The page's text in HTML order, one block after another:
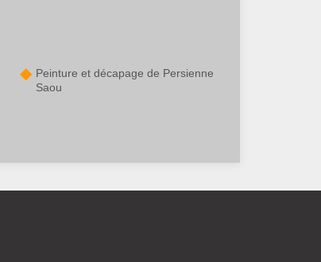
Peinture et décapage de Persienne
Saou